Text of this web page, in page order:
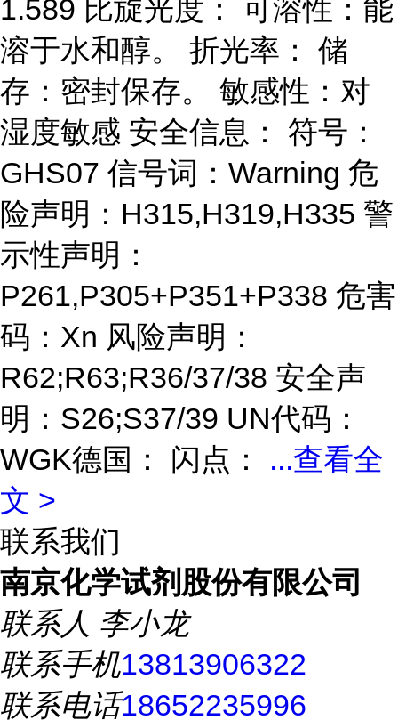
1.589 比旋光度： 可溶性：能
溶于水和醇。 折光率： 储
存：密封保存。 敏感性：对
湿度敏感 安全信息： 符号：
GHS07 信号词：Warning 危
险声明：H315,H319,H335 警
示性声明：
P261,P305+P351+P338 危害
码：Xn 风险声明：
R62;R63;R36/37/38 安全声
明：S26;S37/39 UN代码：
WGK德国： 闪点： ...查看全
文 >
联系我们
南京化学试剂股份有限公司
联系人 李小龙
联系手机13813906322
联系电话18652235996